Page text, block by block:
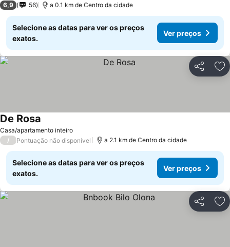
6,9 56 a 0.1 km de Centro da cidade
Selecione as datas para ver os preços
exatos.
Ver preços
Partilhar
Casa/apartamento inteiro
De Rosa
/ Pontuação não disponível a 2.1 km de Centro da cidade
Selecione as datas para ver os preços
exatos.
Ver preços
Partilhar